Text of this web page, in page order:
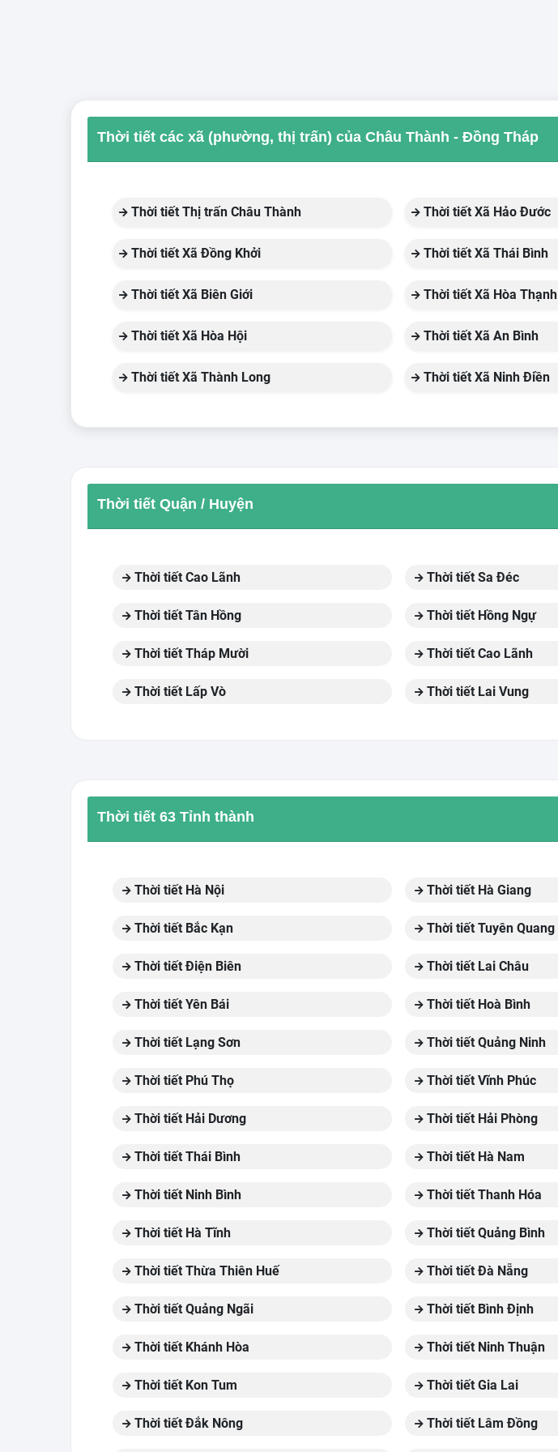
Thời tiết các xã (phường, thị trấn) của Châu Thành - Đồng Tháp
Thời tiết Thị trấn Châu Thành Thời tiết Xã Hảo Đước
Thời tiết Xã Đồng Khởi Thời tiết Xã Thái Bình
Thời tiết Xã Biên Giới Thời tiết Xã Hòa Thạnh
Thời tiết Xã Hòa Hội Thời tiết Xã An Bình
Thời tiết Xã Thành Long Thời tiết Xã Ninh Điền
Thời tiết Quận / Huyện
Thời tiết Cao Lãnh Thời tiết Sa Đéc
Thời tiết Tân Hồng Thời tiết Hồng Ngự
Thời tiết Tháp Mười Thời tiết Cao Lãnh
Thời tiết Lấp Vò Thời tiết Lai Vung
Thời tiết 63 Tỉnh thành
Thời tiết Hà Nội Thời tiết Hà Giang
Thời tiết Bắc Kạn Thời tiết Tuyên Quang
Thời tiết Điện Biên Thời tiết Lai Châu
Thời tiết Yên Bái Thời tiết Hoà Bình
Thời tiết Lạng Sơn Thời tiết Quảng Ninh
Thời tiết Phú Thọ Thời tiết Vĩnh Phúc
Thời tiết Hải Dương Thời tiết Hải Phòng
Thời tiết Thái Bình Thời tiết Hà Nam
Thời tiết Ninh Bình Thời tiết Thanh Hóa
Thời tiết Hà Tĩnh Thời tiết Quảng Bình
Thời tiết Thừa Thiên Huế Thời tiết Đà Nẵng
Thời tiết Quảng Ngãi Thời tiết Bình Định
Thời tiết Khánh Hòa Thời tiết Ninh Thuận
Thời tiết Kon Tum Thời tiết Gia Lai
Thời tiết Đắk Nông Thời tiết Lâm Đồng